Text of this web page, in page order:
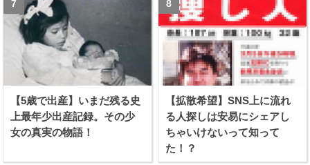
【5歳で出産】いまだ残る史
上最年少出産記録。その少
女の真実の物語！
【拡散希望】SNS上に流れ
る人探しは安易にシェアし
ちゃいけないって知って
た！？